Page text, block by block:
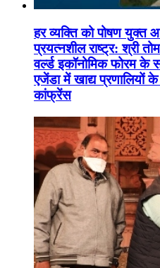
हर व्यक्ति को पोषण युक्त
प्रयत्नशील राष्ट्र: श्री
वर्ल्ड इकॉनोमिक फोरम के
एजेंडा में खाद्य प्रणालियों
कांफ्रेंस